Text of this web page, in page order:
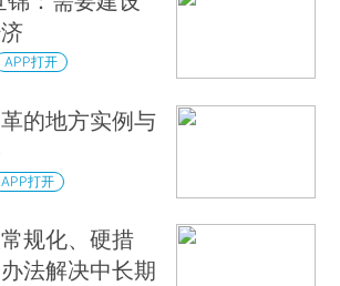
APP打开
的地方实例与
APP打开
规化、硬措
法解决中长期